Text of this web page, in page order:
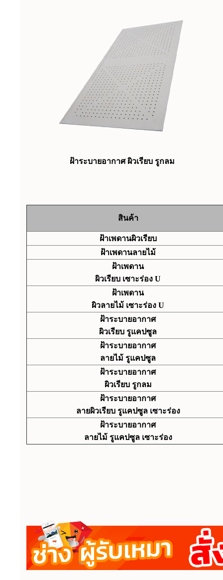
ฝ้าระบายอากาศ ผิวเรียบ รูกลม
สินค้า
ฝ้าเพดานผิวเรียบ
ฝ้าเพดานลายไม้
ฝ้าเพดาน
ผิวเรียบ เซาะร่อง U
ฝ้าเพดาน
ผิวลายไม้ เซาะร่อง U
ฝ้าระบายอากาศ
ผิวเรียบรูแคปซูล
ฝ้าระบายอากาศ
ลายไม้รูแคปซูล
ฝ้าระบายอากาศ
ผิวเรียบ รูกลม
ฝ้าระบายอากาศ
ลายผิวเรียบ รูแคปซูล เซาะร่อง
ฝ้าระบายอากาศ
ลายไม้ รูแคปซูล เซาะร่อง